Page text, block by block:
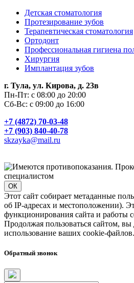
Детская стоматология
Протезирование зубов
Терапевтическая стоматология
Ортодонт
Профессиональная гигиена
Хирургия
Имплантация зубов
г. Тула, ул. Кирова, д. 23в
Пн-Пт: с 08:00 до 20:00
Сб-Вс: с 09:00 до 16:00
+7 (4872) 70-03-48
+7 (903) 840-40-78
skzayka@mail.ru
ОК
Этот сайт собирает метаданные
об IP-адресах и местоположении).
функционирования сайта и работы
Продолжая пользоваться сайтом, вы
использование ваших cookie-файлов.
Обратный звонок